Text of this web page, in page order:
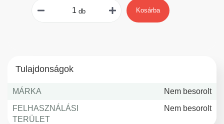
db Kosárba
Tulajdonságok
MÁRKA
Nem besorolt
FELHASZNÁLÁSI
TERÜLET
Nem besorolt